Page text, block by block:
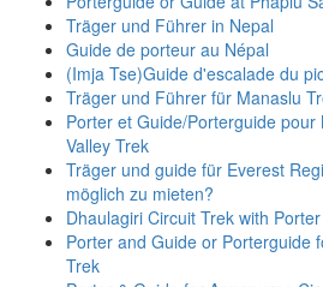
Träger und Führer in Nepal
Guide de porteur au Népal
(Imja Tse)Guide d'escalade du
Träger und Führer für Manaslu
Porter et Guide/Porterguide pour
Valley Trek
Träger und guide für Everest
möglich zu mieten?
Dhaulagiri Circuit Trek with
Porter and Guide or Porterguide
Trek